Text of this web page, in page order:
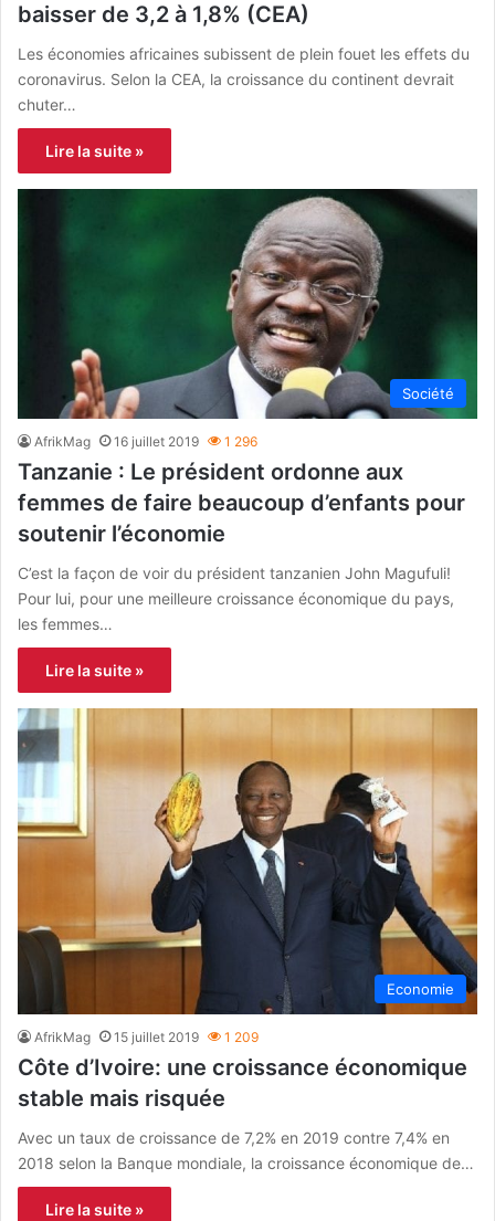
baisser de 3,2 à 1,8% (CEA)
Les économies africaines subissent de plein fouet les effets du
coronavirus. Selon la CEA, la croissance du continent devrait
chuter…
Lire la suite »
Société
AfrikMag 16 juillet 2019 1 296
Tanzanie : Le président ordonne aux
femmes de faire beaucoup d’enfants pour
soutenir l’économie
C’est la façon de voir du président tanzanien John Magufuli!
Pour lui, pour une meilleure croissance économique du pays,
les femmes…
Lire la suite »
Economie
AfrikMag 15 juillet 2019 1 209
Côte d’Ivoire: une croissance économique
stable mais risquée
Avec un taux de croissance de 7,2% en 2019 contre 7,4% en
2018 selon la Banque mondiale, la croissance économique de…
Lire la suite »